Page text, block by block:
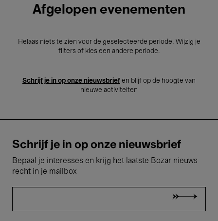
Afgelopen evenementen
Helaas niets te zien voor de geselecteerde periode. Wijzig je
filters of kies een andere periode.
Schrijf je in op onze nieuwsbrief en blijf op de hoogte van
nieuwe activiteiten
Schrijf je in op onze nieuwsbrief
Bepaal je interesses en krijg het laatste Bozar nieuws
recht in je mailbox